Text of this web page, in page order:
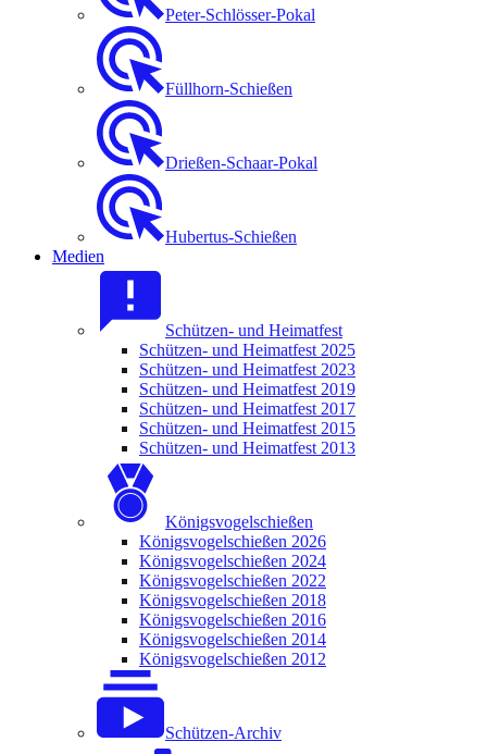
Peter-Schlösser-Pokal
Füllhorn-Schießen
Drießen-Schaar-Pokal
Hubertus-Schießen
Medien
Schützen- und Heimatfest
Schützen- und Heimatfest 2025
Schützen- und Heimatfest 2023
Schützen- und Heimatfest 2019
Schützen- und Heimatfest 2017
Schützen- und Heimatfest 2015
Schützen- und Heimatfest 2013
Königsvogelschießen
Königsvogelschießen 2026
Königsvogelschießen 2024
Königsvogelschießen 2022
Königsvogelschießen 2018
Königsvogelschießen 2016
Königsvogelschießen 2014
Königsvogelschießen 2012
Schützen-Archiv